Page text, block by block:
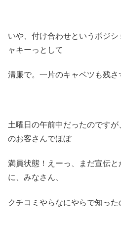
いや、付け合わせというポジ
ャキーっとして
清廉で。一片のキャベツも残さ
土曜日の午前中だったのです
のお客さんでほぼ
満員状態！えーっ、まだ宣伝
に、みなさん、
クチコミやらなにやらで知った